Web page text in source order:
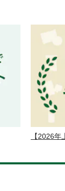
【2026